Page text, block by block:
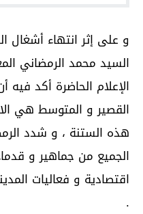
و على إثر انتهاء أشغال
السيد محمد الرمضاني
الإعلام الحاضرة أكد
القصير و المتوسط هي
هذه الستنة ، و شدد
الجميع من جماهير و
اقتصادية و فعاليات
.